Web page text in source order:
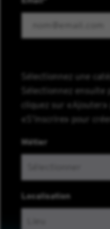
Sélectionnez une
Sélectionnez ensuite
cliquez sur
«S’inscrire» pour
Métier
Localisation